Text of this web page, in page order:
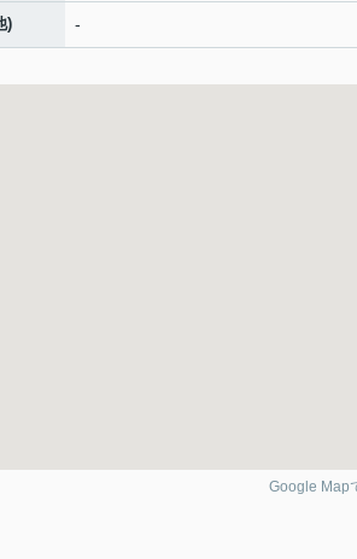
) -
Google Map